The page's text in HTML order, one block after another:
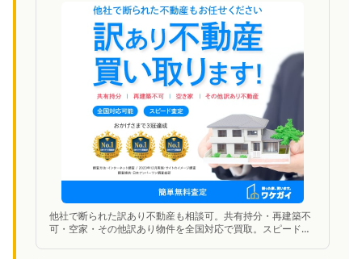
他社で断られた訳あり不動産も相談可。共有持分・再建築不
可・空家・その他訳あり物件を全国対応で買取。スピード査